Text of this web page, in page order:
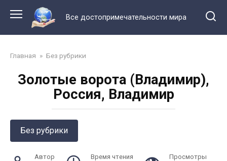
контенту
Все достопримечательности мира
Главная » Без рубрики
Золотые ворота (Владимир),
Россия, Владимир
Без рубрики
Автор Время чтения Просмотры